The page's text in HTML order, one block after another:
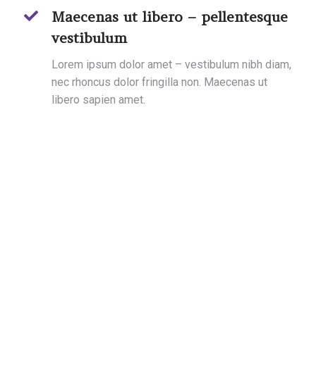
Maecenas ut libero – pellentesque
vestibulum
Lorem ipsum dolor amet – vestibulum nibh diam,
nec rhoncus dolor fringilla non. Maecenas ut
libero sapien amet.